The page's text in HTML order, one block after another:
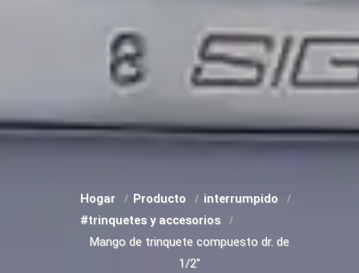
Hogar Producto
interrumpido
#trinquetes y accesorios
Mango de trinquete compuesto dr. de
1/2"